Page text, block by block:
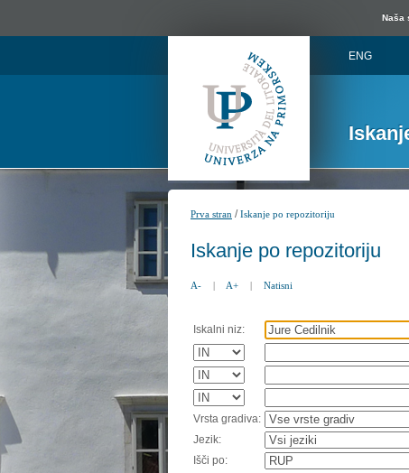
Naša
ENG
Prva stran /Iskanje po repozitoriju
Iskanje po repozitoriju
A- | A+ | Natisni
Iskalni niz:
Vrsta gradiva:
Jezik:
Išči po: